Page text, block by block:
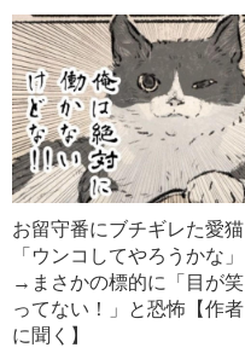
お留守番にブチギレた愛猫
「ウンコしてやろうかな」
→まさかの標的に「目が笑
ってない！」と恐怖【作者
に聞く】